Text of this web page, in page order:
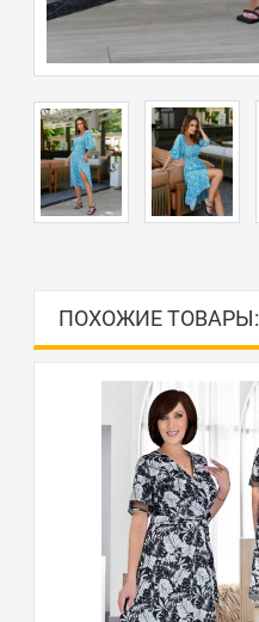
ПОХОЖИЕ ТОВАРЫ: